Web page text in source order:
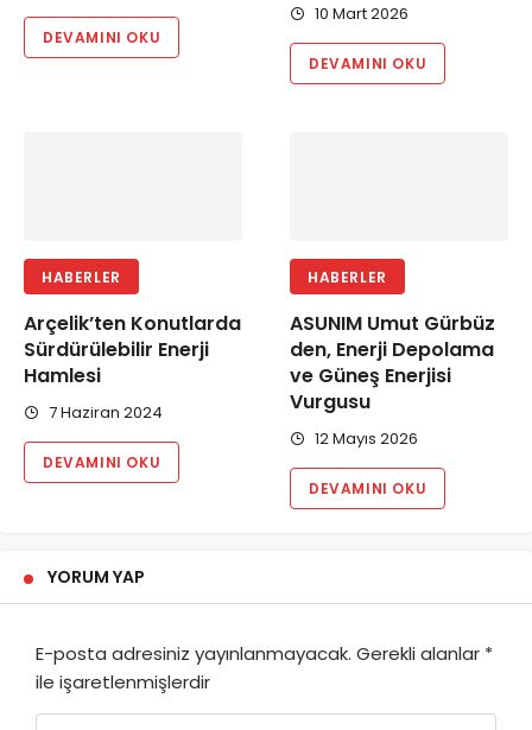
DEVAMINI OKU
10 Mart 2026
DEVAMINI OKU
HABERLER
Arçelik’ten Konutlarda
Sürdürülebilir Enerji
Hamlesi
7 Haziran 2024
DEVAMINI OKU
HABERLER
ASUNIM Umut Gürbüz
den, Enerji Depolama
ve Güneş Enerjisi
Vurgusu
12 Mayıs 2026
DEVAMINI OKU
YORUM YAP
E-posta adresiniz yayınlanmayacak. Gerekli alanlar *
ile işaretlenmişlerdir